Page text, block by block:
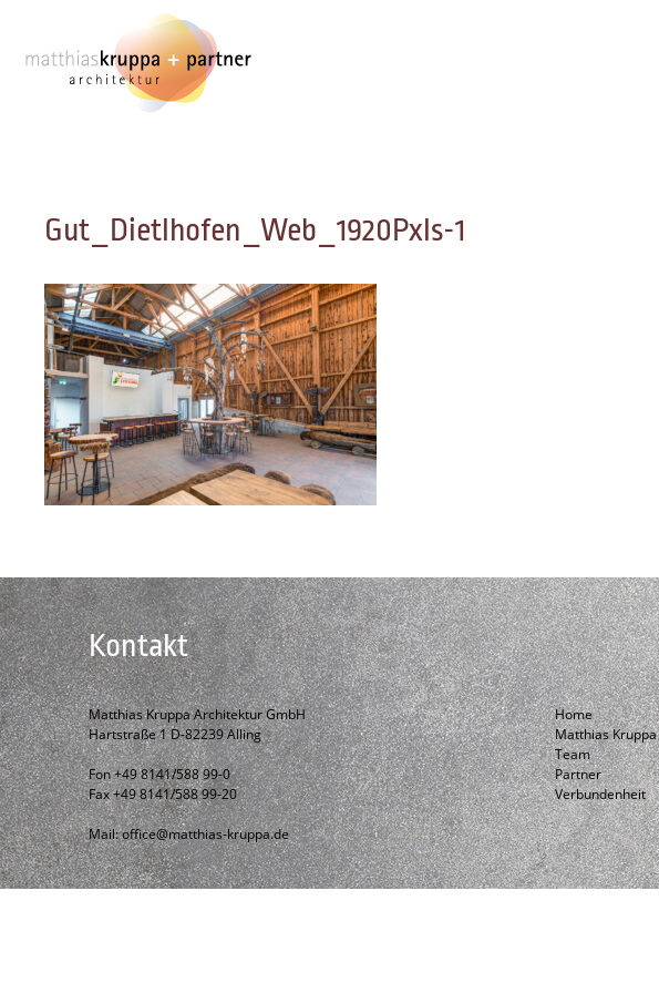
springen
Gut_Dietlhofen_Web_1920Pxls-1
Kontakt
Matthias Kruppa Architektur GmbH
Hartstraße 1 D-82239 Alling
Fon +49 8141/588 99-0
Fax +49 8141/588 99-20
Mail:office@matthias-kruppa.de
Home
Matthias Kruppa
Team
Partner
Verbundenheit